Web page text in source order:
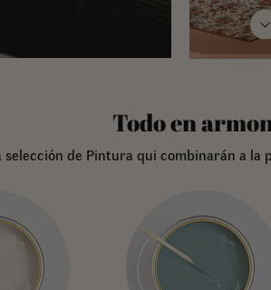
Todo en
de Pintura qui combinarán a la